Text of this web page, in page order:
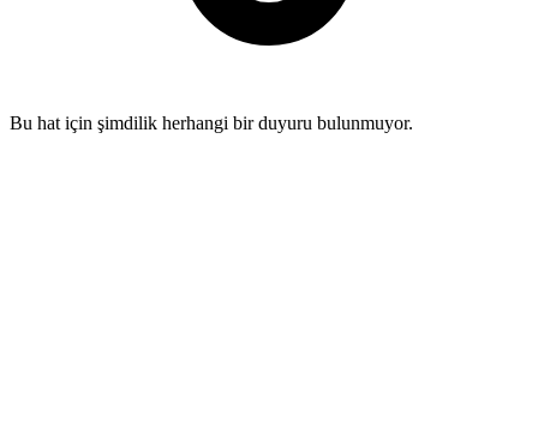
Bu hat için şimdilik herhangi bir duyuru bulunmuyor.